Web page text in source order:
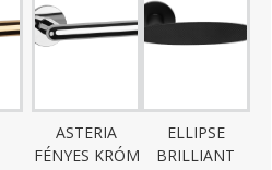
ASTERIA
FÉNYES KRÓM
ELLIPSE
BRILLIANT